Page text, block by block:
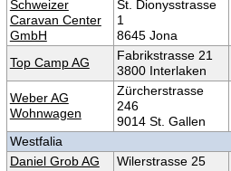
Schweizer
Caravan Center
GmbH
St. Dionysstrasse
1
8645 Jona
Top Camp AG
Fabrikstrasse 21
3800 Interlaken
Weber AG
Wohnwagen
Zürcherstrasse
246
9014 St. Gallen
Westfalia
Daniel Grob AG
Wilerstrasse 25